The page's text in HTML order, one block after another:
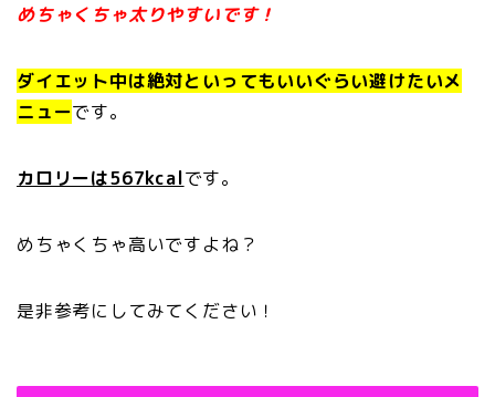
めちゃくちゃ太りやすいです！
ダイエット中は絶対といってもいいぐらい避けたいメ
ニューです。
カロリーは567kcalです。
めちゃくちゃ高いですよね？
是非参考にしてみてください！